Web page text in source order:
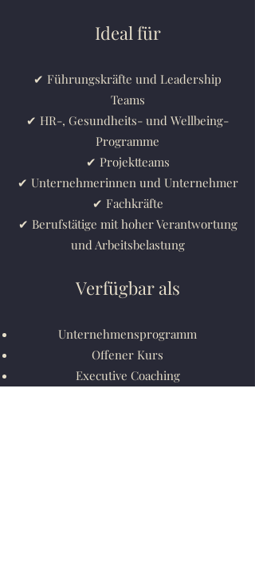
Ideal für
✔ Führungskräfte und Leadership
Teams
✔ HR-, Gesundheits- und Wellbeing-
Programme
✔ Projektteams
✔ Unternehmerinnen und Unternehmer
✔ Fachkräfte
✔ Berufstätige mit hoher Verantwortung
und Arbeitsbelastung
Verfügbar als
Unternehmensprogramm
Offener Kurs
Executive Coaching